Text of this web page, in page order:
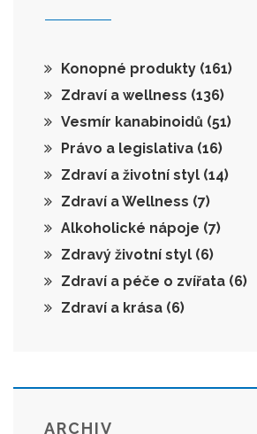
Konopné produkty (161)
Zdraví a wellness (136)
Vesmír kanabinoidů (51)
Právo a legislativa (16)
Zdraví a životní styl (14)
Zdraví a Wellness (7)
Alkoholické nápoje (7)
Zdravý životní styl (6)
Zdraví a péče o zvířata (6)
Zdraví a krása (6)
ARCHIV